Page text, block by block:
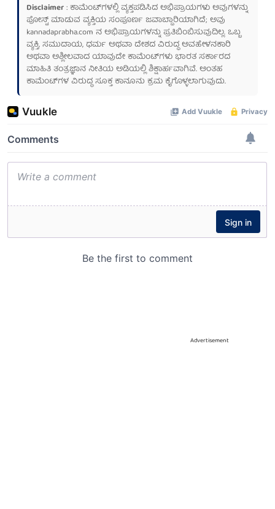
Disclaimer: ಕಾಮೆಂಟ್‌ಗಳಲ್ಲಿ ವ್ಯಕ್ತಪಡಿಸಿದ ಅಭಿಪ್ರಾಯಗಳು ಅವುಗಳನ್ನು
ಪೋಸ್ಟ್ ಮಾಡುವ ವ್ಯಕ್ತಿಯ ಸಂಪೂರ್ಣ ಜವಾಬ್ದಾರಿಯಾಗಿದೆ; ಅವು
kannadaprabha.com ನ ಅಭಿಪ್ರಾಯಗಳನ್ನು ಪ್ರತಿಬಿಂಬಿಸುವುದಿಲ್ಲ. ಒಬ್ಬ
ವ್ಯಕ್ತಿ, ಸಮುದಾಯ, ಧರ್ಮ ಅಥವಾ ದೇಶದ ವಿರುದ್ಧ ಅವಹೇಳನಕಾರಿ
ಅಥವಾ ಅಶ್ಲೀಲವಾದ ಯಾವುದೇ ಕಾಮೆಂಟ್‌ಗಳು ಭಾರತ ಸರ್ಕಾರದ
ಮಾಹಿತಿ ತಂತ್ರಜ್ಞಾನ ನೀತಿಯ ಅಡಿಯಲ್ಲಿ ಶಿಕ್ಷಾರ್ಹವಾಗಿವೆ. ಅಂತಹ
ಕಾಮೆಂಟ್‌ಗಳ ವಿರುದ್ಧ ಸೂಕ್ತ ಕಾನೂನು ಕ್ರಮ ಕೈಗೊಳ್ಳಲಾಗುವುದು.
Advertisement